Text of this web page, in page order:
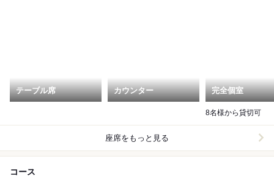
テーブル席 カウンター 完全個室
8名様から貸切可
座席をもっと見る
コース